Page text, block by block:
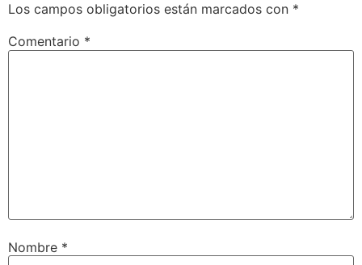
Los campos obligatorios están marcados con *
Comentario *
Nombre *